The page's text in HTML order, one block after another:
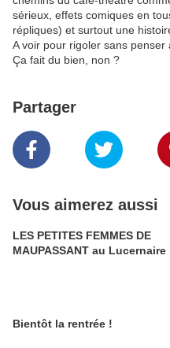
sérieux, effets comiques en
répliques) et surtout une
A voir pour rigoler sans penser
Ça fait du bien, non ?
Partager
Vous aimerez aussi
LES PETITES FEMMES DE
MAUPASSANT au Lucernaire
Bientôt la rentrée !